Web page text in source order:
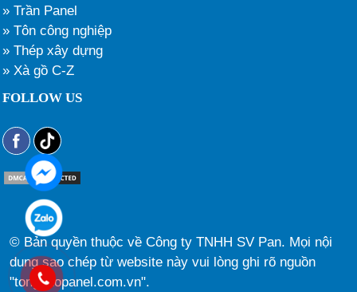
» Trần Panel
» Tôn công nghiệp
» Thép xây dựng
» Xà gồ C-Z
FOLLOW US
© Bản quyền thuộc về Công ty TNHH SV Pan. Mọi nội
dung sao chép từ website này vui lòng ghi rõ nguồn
"tongkhopanel.com.vn".